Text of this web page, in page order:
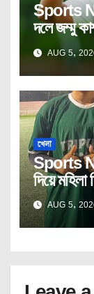
Sports
দলে জম্মু
AUG 5,
খেলা
Sports
দিয়ে
আশ্রমের।
AUG 5,